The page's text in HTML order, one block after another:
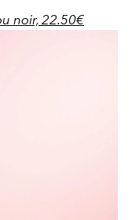
noir, 22.50€